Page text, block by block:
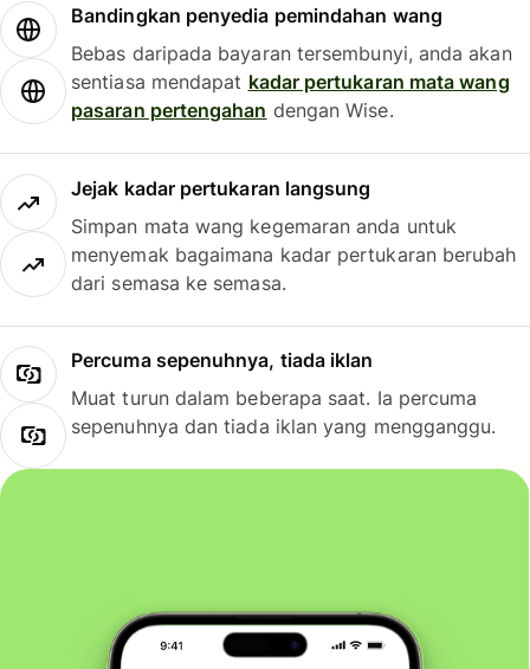
Bandingkan penyedia pemindahan wang
Bebas daripada bayaran tersembunyi, anda akan
sentiasa mendapat kadar pertukaran mata wang
pasaran pertengahan dengan Wise.
Jejak kadar pertukaran langsung
Simpan mata wang kegemaran anda untuk
menyemak bagaimana kadar pertukaran berubah
dari semasa ke semasa.
Percuma sepenuhnya, tiada iklan
Muat turun dalam beberapa saat. Ia percuma
sepenuhnya dan tiada iklan yang mengganggu.